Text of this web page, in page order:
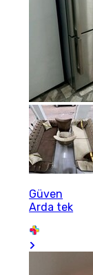
Güven
Arda tek